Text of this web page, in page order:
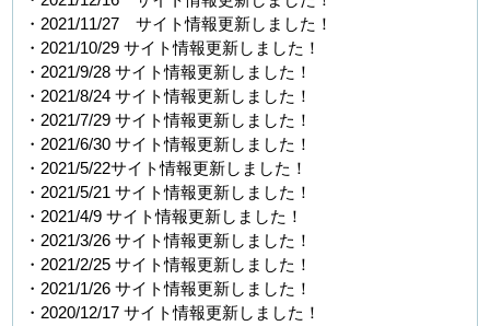
・2021/11/27 サイト情報更新しました！
・2021/10/29 サイト情報更新しました！
・2021/9/28 サイト情報更新しました！
・2021/8/24 サイト情報更新しました！
・2021/7/29 サイト情報更新しました！
・2021/6/30 サイト情報更新しました！
・2021/5/22サイト情報更新しました！
・2021/5/21 サイト情報更新しました！
・2021/4/9 サイト情報更新しました！
・2021/3/26 サイト情報更新しました！
・2021/2/25 サイト情報更新しました！
・2021/1/26 サイト情報更新しました！
・2020/12/17 サイト情報更新しました！